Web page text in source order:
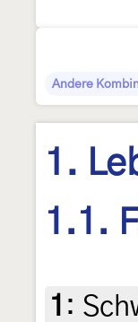
Andere
1.
1.1.
1 :